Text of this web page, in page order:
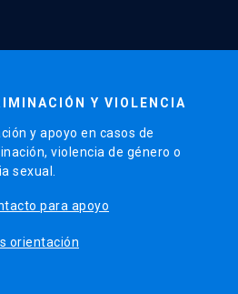
Y VIOLENCIA
y apoyo en casos de
violencia de género o
sexual.
para apoyo
orientación